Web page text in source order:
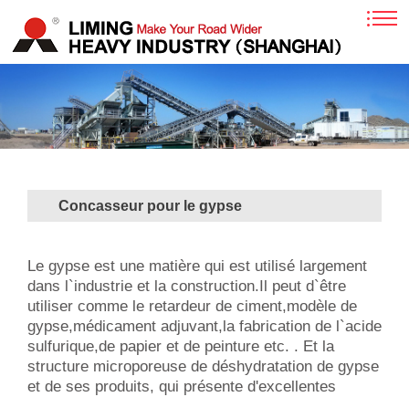
Concasseur pour le gypse
Le gypse est une matière qui est utilisé largement
dans l`industrie et la construction.Il peut d`être
utiliser comme le retardeur de ciment,modèle de
gypse,médicament adjuvant,la fabrication de l`acide
sulfurique,de papier et de peinture etc. . Et la
structure microporeuse de déshydratation de gypse
et de ses produits, qui présente d'excellentes